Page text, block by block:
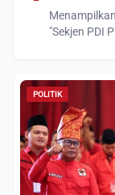
"Sekjen PDI
POLITIK